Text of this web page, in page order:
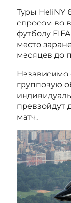
Туры HeliNY
спросом во
футболу
место
месяцев до
Независимо
групповую
превзойдут
матч.